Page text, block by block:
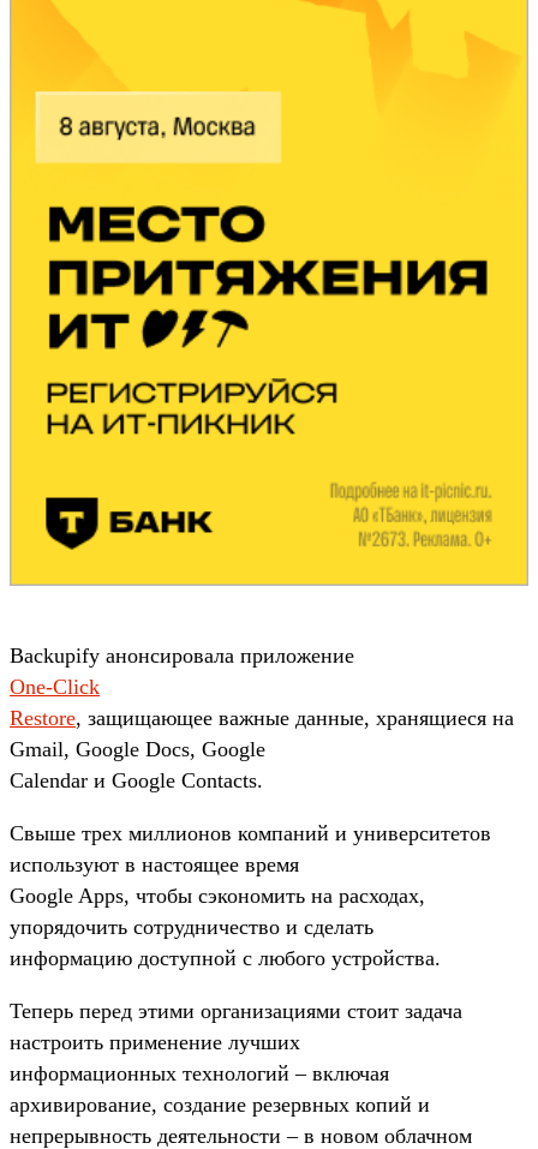
Backupify анонсировала приложение
One-Click
Restore, защищающее важные данные, хранящиеся на
Gmail, Google Docs, Google
Calendar и Google Contacts.
Свыше трех миллионов компаний и университетов
используют в настоящее время
Google Apps, чтобы сэкономить на расходах,
упорядочить сотрудничество и сделать
информацию доступной с любого устройства.
Теперь перед этими организациями стоит задача
настроить применение лучших
информационных технологий – включая
архивирование, создание резервных копий и
непрерывность деятельности – в новом облачном